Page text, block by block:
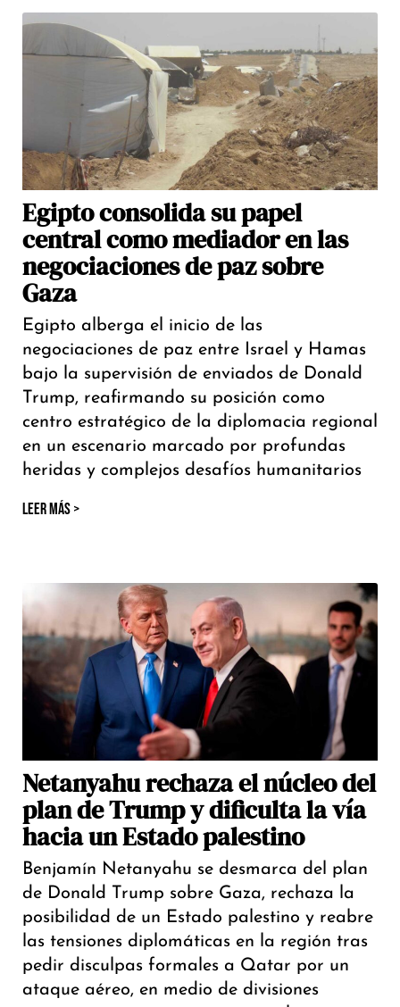
Egipto consolida su papel
central como mediador en las
negociaciones de paz sobre
Gaza
Egipto alberga el inicio de las
negociaciones de paz entre Israel y Hamas
bajo la supervisión de enviados de Donald
Trump, reafirmando su posición como
centro estratégico de la diplomacia regional
en un escenario marcado por profundas
heridas y complejos desafíos humanitarios
LEER MÁS >
Netanyahu rechaza el núcleo del
plan de Trump y dificulta la vía
hacia un Estado palestino
Benjamín Netanyahu se desmarca del plan
de Donald Trump sobre Gaza, rechaza la
posibilidad de un Estado palestino y reabre
las tensiones diplomáticas en la región tras
pedir disculpas formales a Qatar por un
ataque aéreo, en medio de divisiones